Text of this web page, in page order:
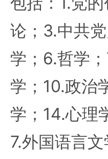
论；3.中共
学；6.哲学
学；10.政治
学；14.心理
7.外国语言